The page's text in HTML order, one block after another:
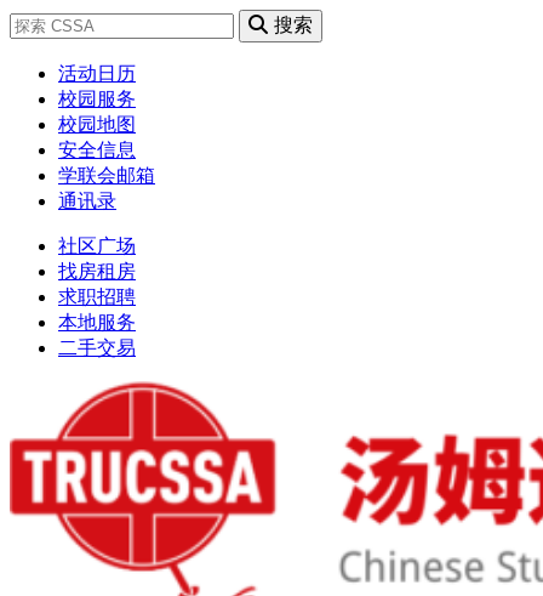
搜索
活动日历
校园服务
校园地图
安全信息
学联会邮箱
通讯录
社区广场
找房租房
求职招聘
本地服务
二手交易